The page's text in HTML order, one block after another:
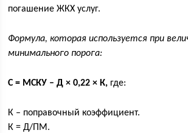
погашение ЖКХ услуг.
Формула, которая используется при
минимального порога:
С = МСКУ – Д × 0,22 × К, где:
К – поправочный коэффициент.
К = Д/ПМ.